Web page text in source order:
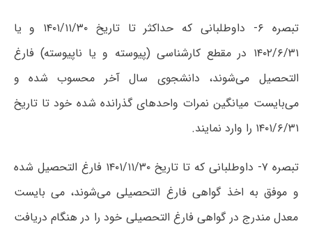
تبصره ۶- داوطلبانی که حداکثر تا تاریخ ۱۴۰۱/۱۱/۳۰ و یا
۱۴۰۲/۶/۳۱ در مقطع کارشناسی (پیوسته و یا ناپیوسته) فارغ
التحصیل می‌شوند، دانشجوی سال آخر محسوب شده و
می‌بایست میانگین نمرات واحدهای گذرانده شده خود تا تاریخ
۱۴۰۱/۶/۳۱ را وارد نمایند.
تبصره ۷- داوطلبانی که تا تاریخ ۱۴۰۱/۱۱/۳۰ فارغ التحصیل شده
و موفق به اخذ گواهی فارغ التحصیلی می‌شوند، می بایست
معدل مندرج در گواهی فارغ التحصیلی خود را در هنگام دریافت